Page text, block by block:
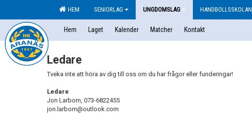
HEM SENIORLAG UNGDOMSLAG HANDBOLLSSKOLAN
Hem Laget Kalender Matcher Kontakt
Ledare
Tveka inte att höra av dig till oss om du har frågor eller funderingar!
Ledare
Jon Larborn, 073-6822455
jon.larborn@outlook.com